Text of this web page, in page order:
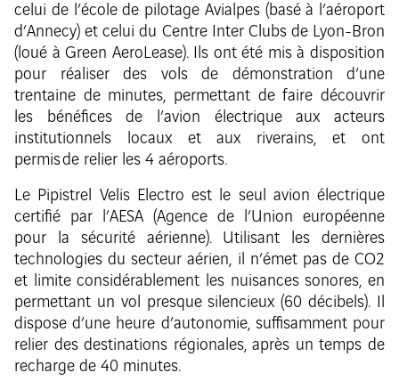
celui de l’école de pilotage Avialpes (basé à l’aéroport
d’Annecy) et celui du Centre Inter Clubs de Lyon-Bron
(loué à Green AeroLease). Ils ont été mis à disposition
pour réaliser des vols de démonstration d’une
trentaine de minutes, permettant de faire découvrir
les bénéfices de l’avion électrique aux acteurs
institutionnels locaux et aux riverains, et ont
permis de relier les 4 aéroports.
Le Pipistrel Velis Electro est le seul avion électrique
certifié par l’AESA (Agence de l’Union européenne
pour la sécurité aérienne). Utilisant les dernières
technologies du secteur aérien, il n’émet pas de CO2
et limite considérablement les nuisances sonores, en
permettant un vol presque silencieux (60 décibels). Il
dispose d’une heure d’autonomie, suffisamment pour
relier des destinations régionales, après un temps de
recharge de 40 minutes.